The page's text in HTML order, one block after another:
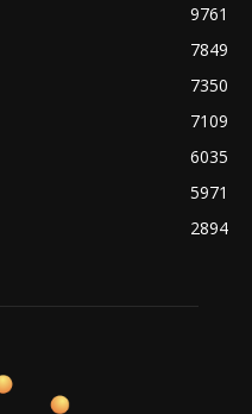
9761
7849
7350
7109
6035
5971
2894